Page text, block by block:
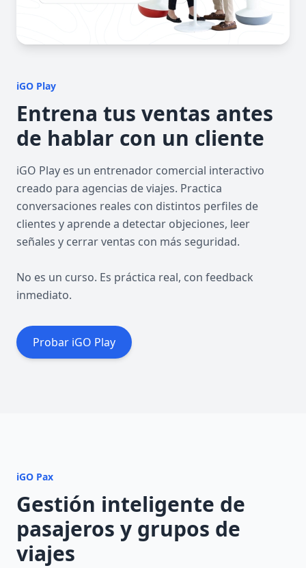
iGO Play
Entrena tus ventas antes
de hablar con un cliente
iGO Play es un entrenador comercial interactivo
creado para agencias de viajes. Practica
conversaciones reales con distintos perfiles de
clientes y aprende a detectar objeciones, leer
señales y cerrar ventas con más seguridad.
No es un curso. Es práctica real, con feedback
inmediato.
Probar iGO Play
iGO Pax
Gestión inteligente de
pasajeros y grupos de
viajes